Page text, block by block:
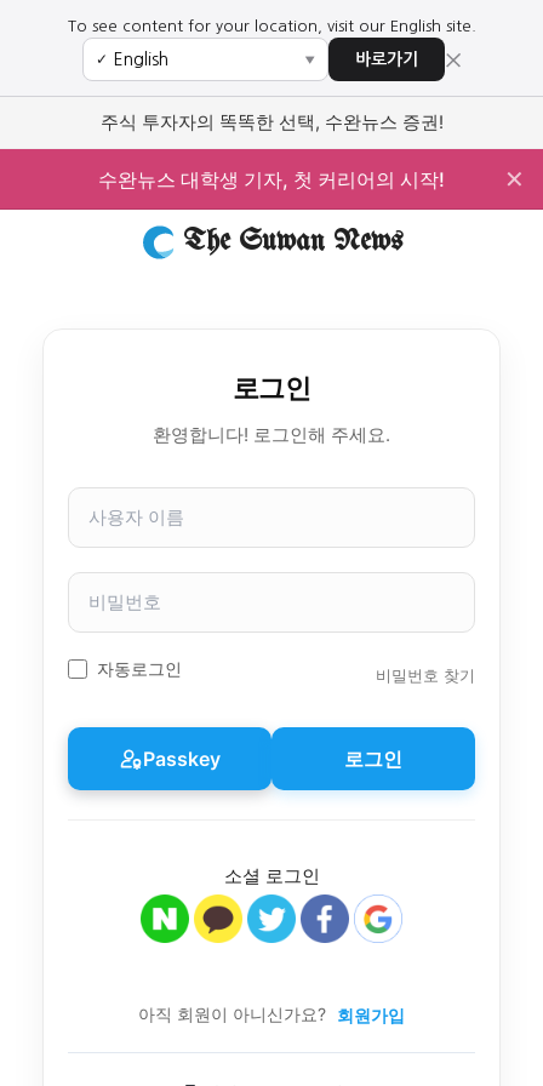
To see content for your location, visit our English site.
✓ ▼ 바로가기 ×
주식 투자자의 똑똑한 선택, 수완뉴스 증권!
수완뉴스 대학생 기자, 첫 커리어의 시작! ✕
The Suwan News
로그인
환영합니다! 로그인해 주세요.
사
자
이
비
번
호
자동로그인 비밀번호 찾기
Passkey 로그인
소셜 로그인
아직 회원이 아니신가요? 회원가입